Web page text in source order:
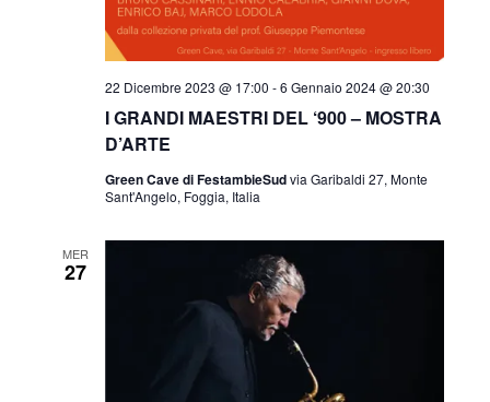
I GRANDI MAESTRI DEL ‘900 – MOSTRA
D’ARTE
22 Dicembre 2023 @ 17:00 -6 Gennaio 2024 @ 20:30
Green Cave di FestambieSudvia Garibaldi 27, Monte
Sant'Angelo, Foggia, Italia
MER
27